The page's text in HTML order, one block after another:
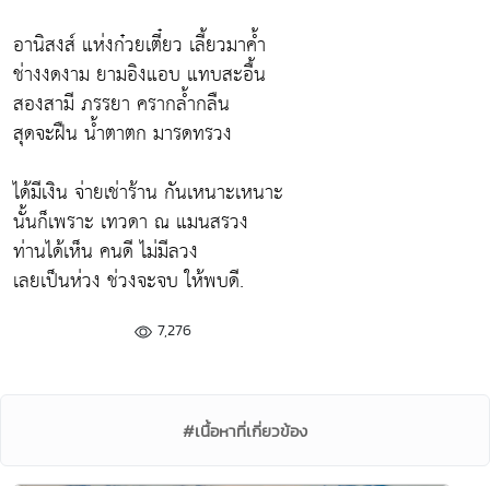
อานิสงส์ แห่งก๋วยเตี๋ยว เลี้ยวมาค้ำ
ช่างงดงาม ยามอิงแอบ แทบสะอื้น
สองสามี ภรรยา ครากล้ำกลืน
สุดจะฝืน น้ำตาตก มารดทรวง
ได้มีเงิน จ่ายเช่าร้าน กันเหนาะเหนาะ
นั้นก็เพราะ เทวดา ณ แมนสรวง
ท่านได้เห็น คนดี ไม่มีลวง
เลยเป็นห่วง ช่วงจะจบ ให้พบดี.
7,276
#เนื้อหาที่เกี่ยวข้อง